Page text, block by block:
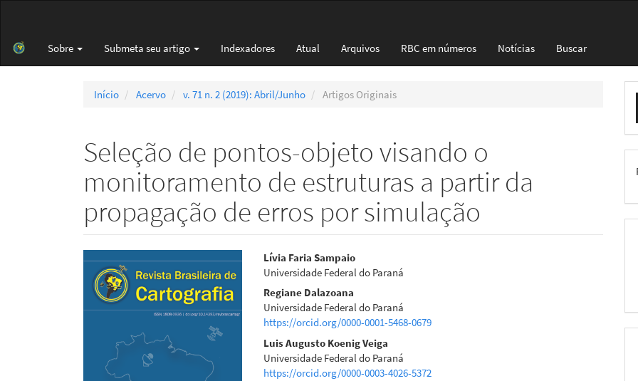
principal
Barra
Sobre Submeta seu artigo Indexadores Atual Arquivos RBC em números Notícias Buscar
Início Acervo v. 71 n. 2 (2019): Abril/Junho Artigos Originais
Seleção de pontos-objeto visando o
monitoramento de estruturas a partir da
propagação de erros por simulação
Barra
lateral
de
artigos
Conteúdo
do
artigo
principal
Lívia Faria Sampaio
Universidade Federal do Paraná
Regiane Dalazoana
Universidade Federal do Paraná
https://orcid.org/0000-0001-5468-0679
Luis Augusto Koenig Veiga
Universidade Federal do Paraná
https://orcid.org/0000-0003-4026-5372